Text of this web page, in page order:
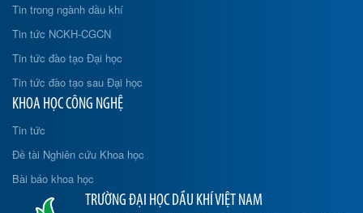
Tin trong ngành dầu khí
Tin tức NCKH-CGCN
Tin tức đào tạo Đại học
Tin tức đào tạo sau Đại học
KHOA HỌC CÔNG NGHỆ
Tin tức
Đề tài Nghiên cứu Khoa học
Bài báo khoa học
TRƯỜNG ĐẠI HỌC DẦU KHÍ VIỆT NAM